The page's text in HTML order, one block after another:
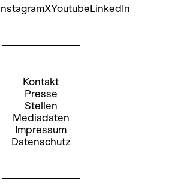
XYoutubeLinkedIn
Kontakt
Presse
Stellen
Mediadaten
Impressum
Datenschutz